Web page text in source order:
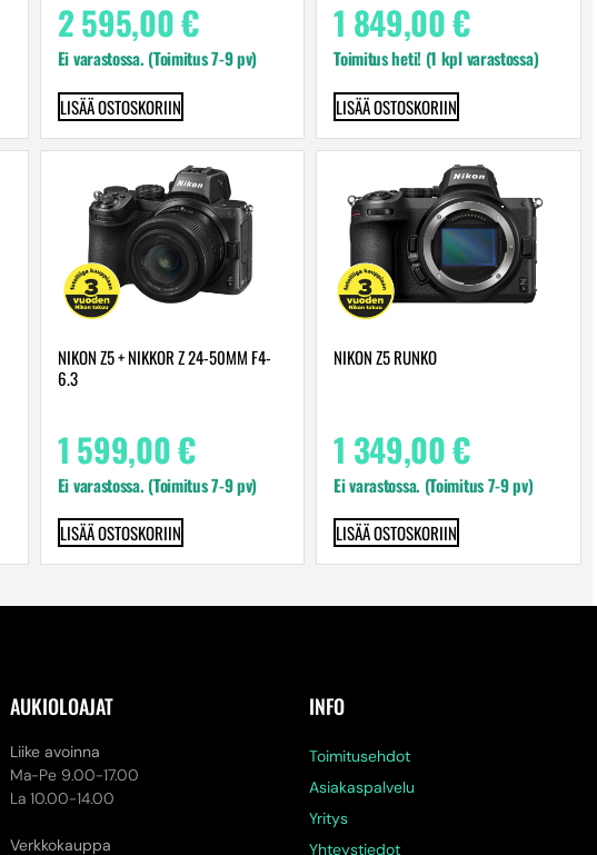
2 595,00€
Ei varastossa. (Toimitus 7-9 pv)
LISÄÄ OSTOSKORIIN
1 849,00€
Toimitus heti! (1 kpl varastossa)
LISÄÄ OSTOSKORIIN
NIKON Z5 + NIKKOR Z 24-50MM F4-
6.3
1 599,00€
Ei varastossa. (Toimitus 7-9 pv)
LISÄÄ OSTOSKORIIN
NIKON Z5 RUNKO
1 349,00€
Ei varastossa. (Toimitus 7-9 pv)
LISÄÄ OSTOSKORIIN
AUKIOLOAJAT
Liike avoinna
Ma-Pe 9.00-17.00
La 10.00-14.00
Verkkokauppa
INFO
Toimitusehdot
Asiakaspalvelu
Yritys
Yhteystiedot